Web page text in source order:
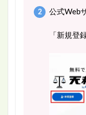
公式Web
「新規登